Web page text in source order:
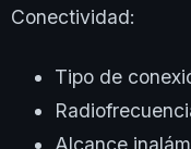
Conectividad:
Tipo de
Alcance